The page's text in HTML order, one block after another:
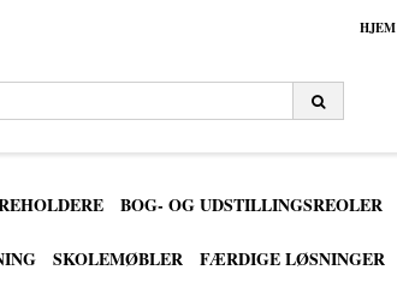
HJEM
BOG- OG UDSTILLINGSREOLER
SKOLEMØBLER FÆRDIGE LØSNINGER